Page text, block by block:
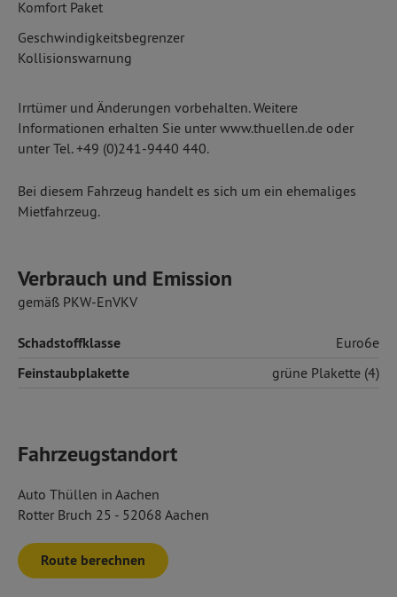
Komfort Paket
Geschwindigkeitsbegrenzer
Kollisionswarnung
Irrtümer und Änderungen vorbehalten. Weitere
Informationen erhalten Sie unter www.thuellen.de oder
unter Tel. +49 (0)241-9440 440.
Bei diesem Fahrzeug handelt es sich um ein ehemaliges
Mietfahrzeug.
Verbrauch und Emission
gemäß PKW-EnVKV
Schadstoffklasse Euro6e
Feinstaubplakette grüne Plakette (4)
Fahrzeugstandort
Auto Thüllen in Aachen
Rotter Bruch 25 - 52068 Aachen
Route berechnen